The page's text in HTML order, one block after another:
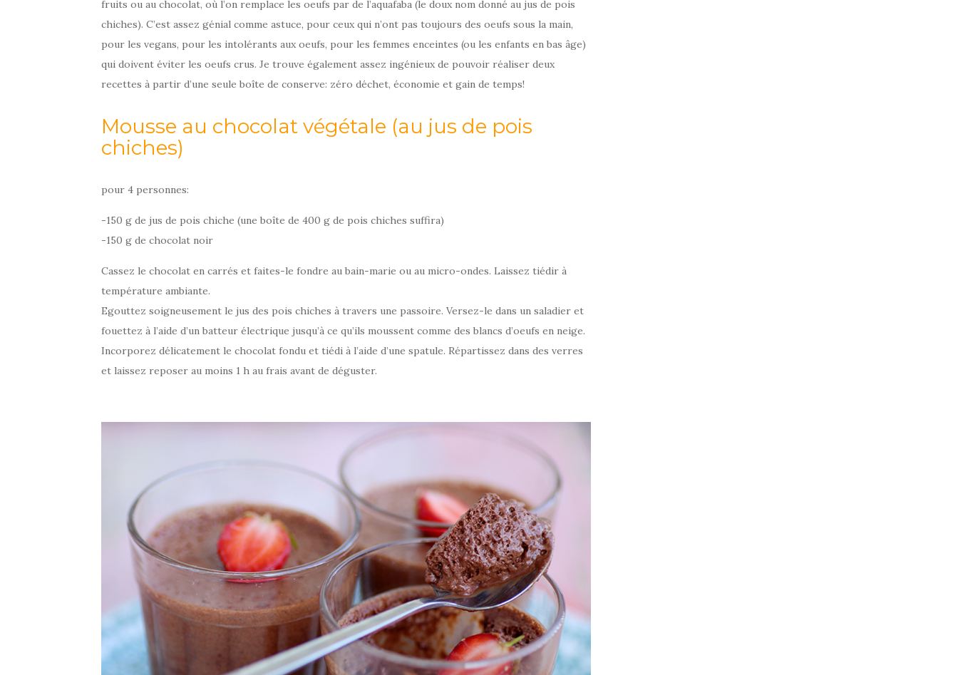
fruits ou au chocolat, où l’on remplace les oeufs par de l’aquafaba (le doux nom donné au jus de pois
chiches). C’est assez génial comme astuce, pour ceux qui n’ont pas toujours des oeufs sous la main,
pour les vegans, pour les intolérants aux oeufs, pour les femmes enceintes (ou les enfants en bas âge)
qui doivent éviter les oeufs crus. Je trouve également assez ingénieux de pouvoir réaliser deux
recettes à partir d’une seule boîte de conserve: zéro déchet, économie et gain de temps!
Mousse au chocolat végétale (au jus de pois
chiches)
pour 4 personnes:
-150 g de jus de pois chiche (une boîte de 400 g de pois chiches suffira)
-150 g de chocolat noir
Cassez le chocolat en carrés et faites-le fondre au bain-marie ou au micro-ondes. Laissez tiédir à
température ambiante.
Egouttez soigneusement le jus des pois chiches à travers une passoire. Versez-le dans un saladier et
fouettez à l’aide d’un batteur électrique jusqu’à ce qu’ils moussent comme des blancs d’oeufs en neige.
Incorporez délicatement le chocolat fondu et tiédi à l’aide d’une spatule. Répartissez dans des verres
et laissez reposer au moins 1 h au frais avant de déguster.